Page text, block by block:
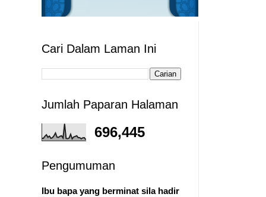
Cari Dalam Laman Ini
Jumlah Paparan Halaman
696,445
Pengumuman
Ibu bapa yang berminat sila hadir